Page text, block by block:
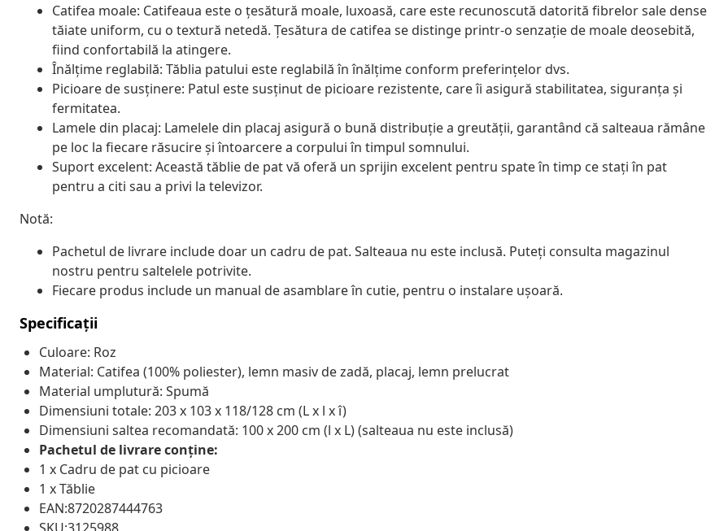
Catifea moale: Catifeaua este o țesătură moale, luxoasă, care este recunoscută datorită fibrelor sale dense
tăiate uniform, cu o textură netedă. Țesătura de catifea se distinge printr-o senzație de moale deosebită,
fiind confortabilă la atingere.
Înălțime reglabilă: Tăblia patului este reglabilă în înălțime conform preferințelor dvs.
Picioare de susținere: Patul este susținut de picioare rezistente, care îi asigură stabilitatea, siguranța și
fermitatea.
Lamele din placaj: Lamelele din placaj asigură o bună distribuție a greutății, garantând că salteaua rămâne
pe loc la fiecare răsucire și întoarcere a corpului în timpul somnului.
Suport excelent: Această tăblie de pat vă oferă un sprijin excelent pentru spate în timp ce stați în pat
pentru a citi sau a privi la televizor.
Notă:
Pachetul de livrare include doar un cadru de pat. Salteaua nu este inclusă. Puteți consulta magazinul
nostru pentru saltelele potrivite.
Fiecare produs include un manual de asamblare în cutie, pentru o instalare ușoară.
Specificații
Culoare: Roz
Material: Catifea (100% poliester), lemn masiv de zadă, placaj, lemn prelucrat
Material umplutură: Spumă
Dimensiuni totale: 203 x 103 x 118/128 cm (L x l x î)
Dimensiuni saltea recomandată: 100 x 200 cm (l x L) (salteaua nu este inclusă)
Pachetul de livrare conține:
1 x Cadru de pat cu picioare
1 x Tăblie
EAN:8720287444763